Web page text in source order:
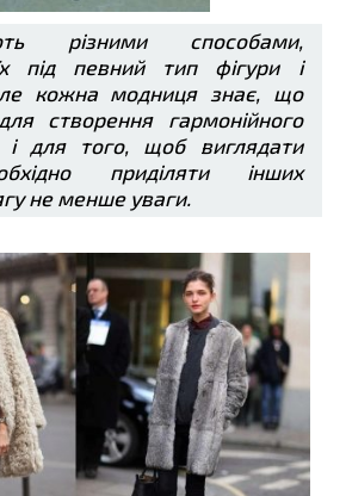
різними способами,
під певний тип фігури і
кожна модниця знає, що
створення гармонійного
для того, щоб виглядати
приділяти інших
не менше уваги.